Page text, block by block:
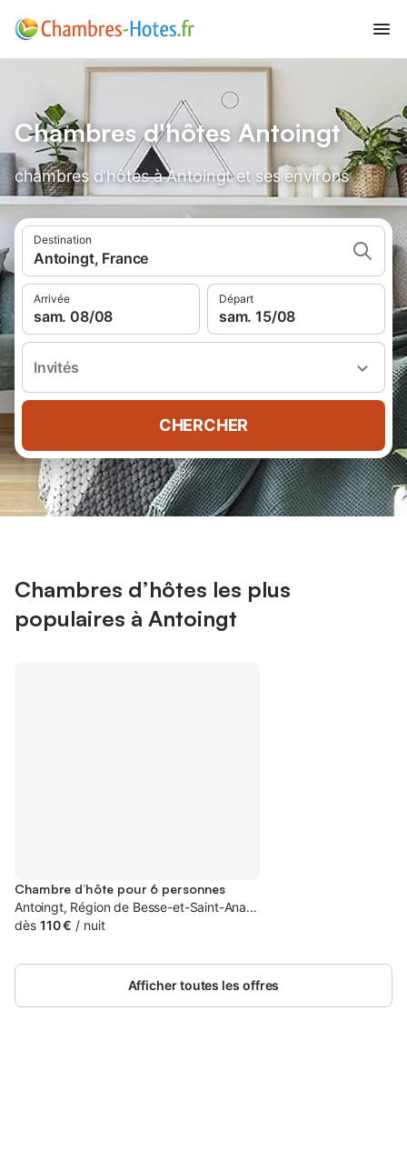
Chambres d'hôtes Antoingt
chambres d'hôtes à Antoingt et ses environs
Destination
Antoingt, France
Arrivée
sam. 08/08
Départ
sam. 15/08
Invités
CHERCHER
Chambres d’hôtes les plus
populaires à Antoingt
Chambre d’hôte pour 6 personnes
Antoingt, Région de Besse-et-Saint-Anastaise
dès 110 € / nuit
Afficher toutes les offres